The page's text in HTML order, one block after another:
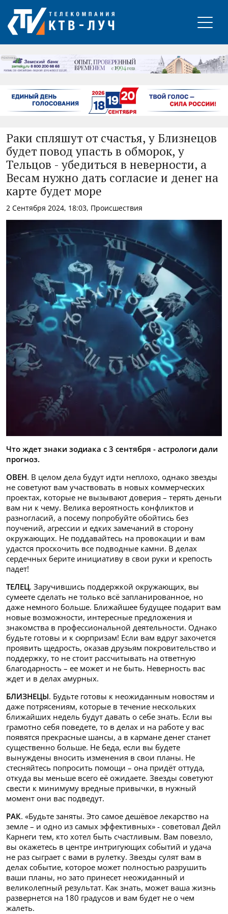
РЕКЛАМА
Раки спляшут от счастья, у Близнецов
будет повод упасть в обморок, у
Тельцов - убедиться в неверности, а
Весам нужно дать согласие и денег на
карте будет море
2 Сентября 2024, 18:03, Происшествия
Что ждет знаки зодиака с 3 сентября - астрологи дали
прогноз.
ОВЕН. В целом дела будут идти неплохо, однако звезды
не советуют вам участвовать в новых коммерческих
проектах, которые не вызывают доверия – терять деньги
вам ни к чему. Велика вероятность конфликтов и
разногласий, а посему попробуйте обойтись без
поучений, агрессии и едких замечаний в сторону
окружающих. Не поддавайтесь на провокации и вам
удастся проскочить все подводные камни. В делах
сердечных берите инициативу в свои руки и крепость
падет!
ТЕЛЕЦ. Заручившись поддержкой окружающих, вы
сумеете сделать не только всё запланированное, но
даже немного больше. Ближайшее будущее подарит вам
новые возможности, интересные предложения и
знакомства в профессиональной деятельности. Однако
будьте готовы и к сюрпризам! Если вам вдруг захочется
проявить щедрость, оказав друзьям покровительство и
поддержку, то не стоит рассчитывать на ответную
благодарность – ее может и не быть. Неверность вас
ждет и в делах амурных.
БЛИЗНЕЦЫ. Будьте готовы к неожиданным новостям и
даже потрясениям, которые в течение нескольких
ближайших недель будут давать о себе знать. Если вы
грамотно себя поведете, то в делах и на работе у вас
появятся прекрасные шансы, а в кармане денег станет
существенно больше. Не беда, если вы будете
вынуждены вносить изменения в свои планы. Не
стесняйтесь попросить помощи – она придёт оттуда,
откуда вы меньше всего её ожидаете. Звезды советуют
свести к минимуму вредные привычки, в нужный
момент они вас подведут.
РАК. «Будьте заняты. Это самое дешёвое лекарство на
земле – и одно из самых эффективных» - советовал Дейл
Карнеги тем, кто хотел быть счастливым. Вам повезло,
вы окажетесь в центре интригующих событий и удача
не раз сыграет с вами в рулетку. Звезды сулят вам в
делах событие, которое может полностью разрушить
ваши планы, но зато принесет неожиданный и
великолепный результат. Как знать, может ваша жизнь
развернется на 180 градусов и вам будет не о чем
жалеть.